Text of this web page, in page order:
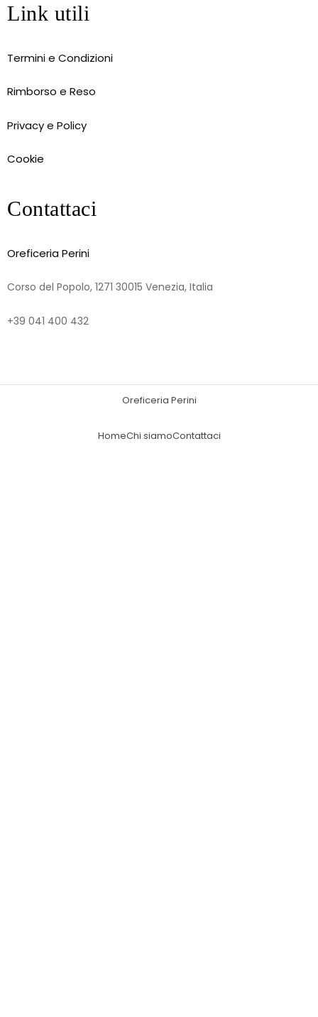
Link utili
Termini e Condizioni
Rimborso e Reso
Privacy e Policy
Cookie
Contattaci
Oreficeria Perini
Corso del Popolo, 1271 30015 Venezia, Italia
+39 041 400 432
Oreficeria Perini
HomeChi siamoContattaci